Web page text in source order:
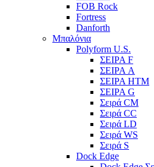
FOB Rock
Fortress
Danforth
Μπαλόνια
Polyform U.S.
ΣΕΙΡΑ F
ΣΕΙΡΑ A
ΣΕΙΡΑ HTM
ΣΕΙΡΑ G
Σειρά CM
Σειρά CC
Σειρά LD
Σειρά WS
Σειρά S
Dock Edge